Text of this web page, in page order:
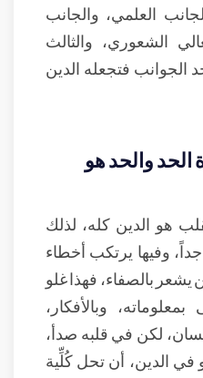
العلمي، والجانب
الشعوري، والثالث
الجوانب فتجعله الدين
الحد والحد هو
هو الدين كله، لذلك
وفيها يرتكب أخطاء
بالصفاء، فهذا غلو
وبالأفكار،
لكن في قلبه صدأ،
الدين، أن تحل كُلِّية